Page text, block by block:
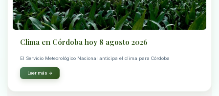
Clima en Córdoba hoy 8 agosto 2026
El Servicio Meteorológico Nacional anticipa el clima para Córdoba
Leer más →